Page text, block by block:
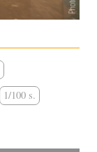
1/100 s.